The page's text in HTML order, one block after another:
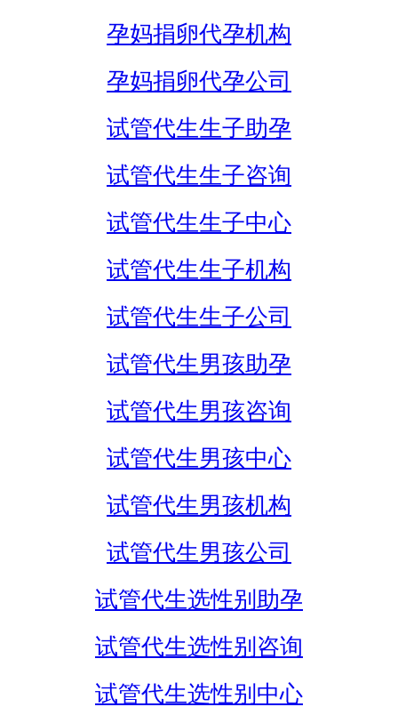
孕妈捐卵代孕机构
孕妈捐卵代孕公司
试管代生生子助孕
试管代生生子咨询
试管代生生子中心
试管代生生子机构
试管代生生子公司
试管代生男孩助孕
试管代生男孩咨询
试管代生男孩中心
试管代生男孩机构
试管代生男孩公司
试管代生选性别助孕
试管代生选性别咨询
试管代生选性别中心